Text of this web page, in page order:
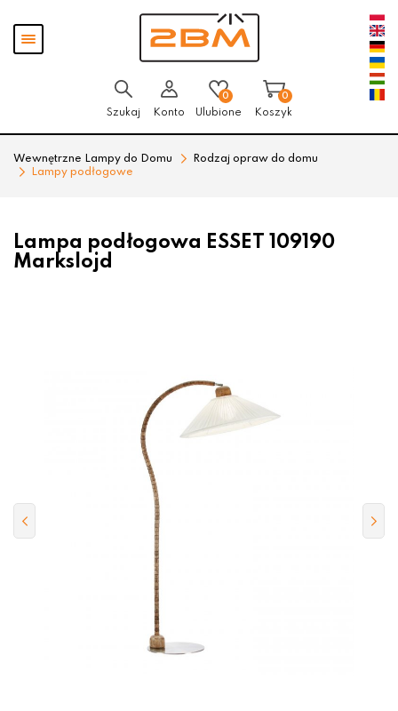
Pokaż
menu
Szukaj Konto
0
Ulubione
0
Koszyk
Wewnętrzne Lampy do Domu
Rodzaj opraw do domu
Lampy podłogowe
Lampa podłogowa ESSET 109190
Markslojd